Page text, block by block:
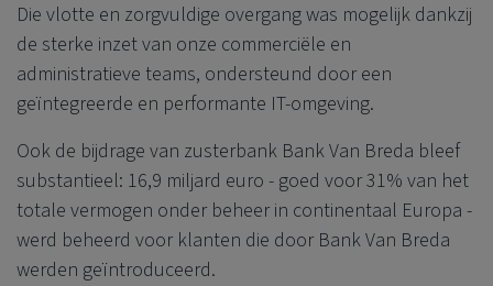
Die vlotte en zorgvuldige overgang was mogelijk dankzij
de sterke inzet van onze commerciële en
administratieve teams, ondersteund door een
geïntegreerde en performante IT-omgeving.
Ook de bijdrage van zusterbank Bank Van Breda bleef
substantieel: 16,9 miljard euro - goed voor 31% van het
totale vermogen onder beheer in continentaal Europa -
werd beheerd voor klanten die door Bank Van Breda
werden geïntroduceerd.